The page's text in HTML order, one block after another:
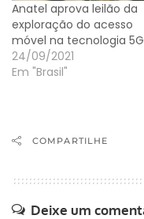
Anatel aprova leilão da
exploração do acesso
móvel na tecnologia 5G
24/09/2021
Em "Brasil"
COMPARTILHE
Deixe um